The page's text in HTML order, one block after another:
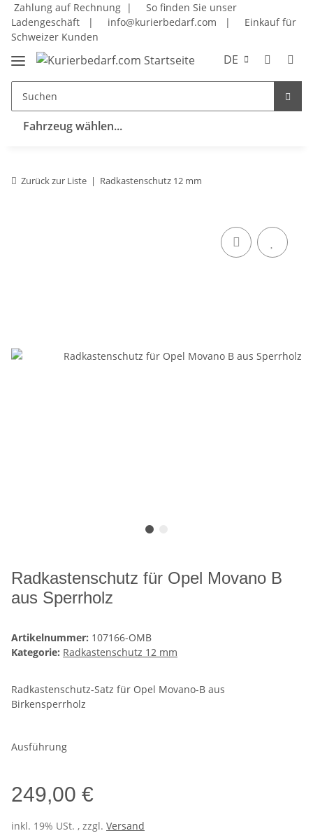
Zahlung auf Rechnung |
So finden Sie unser
Ladengeschäft
| info@kurierbedarf.com |
Einkauf für
Schweizer Kunden
DE
Fahrzeug wählen...
Zurück zur Liste Radkastenschutz 12 mm
Radkastenschutz für Opel Movano B
aus Sperrholz
Artikelnummer: 107166-OMB
Kategorie: Radkastenschutz 12 mm
Radkastenschutz-Satz für Opel Movano-B aus
Birkensperrholz
Ausführung
249,00 €
inkl. 19% USt. , zzgl. Versand